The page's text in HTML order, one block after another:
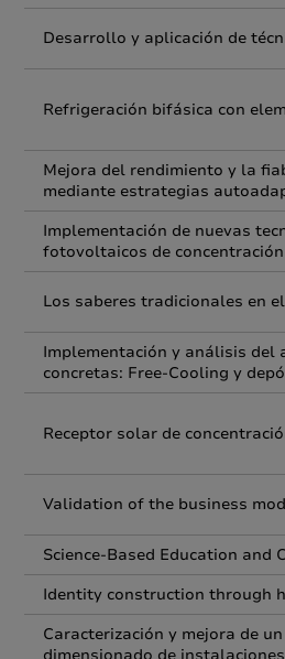
Desarrollo y aplicación de
Refrigeración bifásica con
Mejora del rendimiento y la
mediante estrategias
Implementación de nuevas
fotovoltaicos de concentración
Los saberes tradicionales en
Implementación y análisis del
concretas: Free-Cooling y
Receptor solar de
Validation of the business
Science-Based Education and
Identity construction through
Caracterización y mejora de